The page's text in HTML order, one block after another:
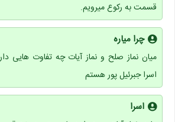
قسمت به رکوع میرویم.
چرا میاره
اسرا جبرئیل پور هستم
اسرا